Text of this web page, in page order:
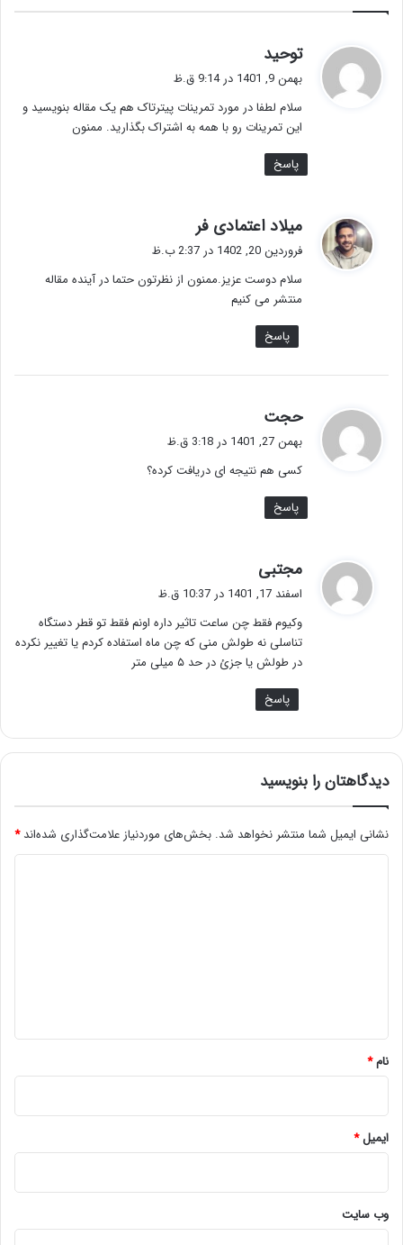
توحید
ف
:
بهمن 9, 1401 در 9:14 ق.ظ
سلام لطفا در مورد تمرینات پیترتاک هم یک مقاله بنویسید و
این تمرینات رو با همه به اشتراک بگذارید. ممنون
پاسخ
میلاد اعتمادی فر
ف
:
فروردین 20, 1402 در 2:37 ب.ظ
سلام دوست عزیز.ممنون از نظرتون حتما در آینده مقاله
منتشر می کنیم
پاسخ
حجت
ف
:
بهمن 27, 1401 در 3:18 ق.ظ
کسی هم نتیجه ای دریافت کرده؟
پاسخ
مجتبی
:
اسفند 17, 1401 در 10:37 ق.ظ
وکیوم فقط چن ساعت تاثیر داره اونم فقط تو قطر دستگاه
تناسلی نه طولش منی که چن ماه استفاده کردم یا تغییر نکرده
در طولش یا جزئ در حد ۵ میلی متر
پاسخ
دیدگاهتان را بنویسید
نشانی ایمیل شما منتشر نخواهد شد. بخش‌های موردنیاز علامت‌گذاری شده‌اند*
نام*
ایمیل*
وب‌ سایت